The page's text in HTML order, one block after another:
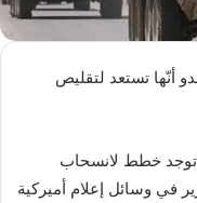
أنّها تستعد لتقليص
توجد خطط لانسحاب
في وسائل إعلام أميركية